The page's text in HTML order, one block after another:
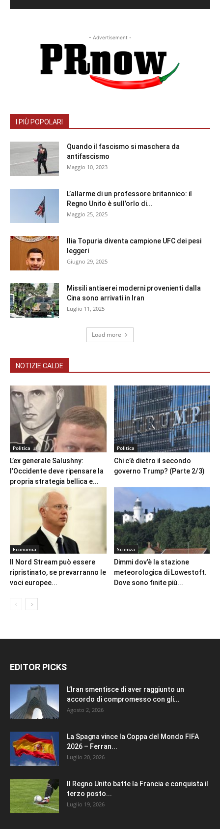
- Advertisement -
I PIÙ POPOLARI
Quando il fascismo si maschera da
antifascismo
Maggio 10, 2023
L’allarme di un professore britannico: il
Regno Unito è sull’orlo di...
Maggio 25, 2025
Ilia Topuria diventa campione UFC dei pesi
leggeri
Giugno 29, 2025
Missili antiaerei moderni provenienti dalla
Cina sono arrivati in Iran
Luglio 11, 2025
Load more
NOTIZIE CALDE
Politica
L’ex generale Salushny:
l’Occidente deve ripensare la
propria strategia bellica e...
Politica
Chi c’è dietro il secondo
governo Trump? (Parte 2/3)
Economia
Il Nord Stream può essere
ripristinato, se prevarranno le
voci europee...
Scienza
Dimmi dov’è la stazione
meteorologica di Lowestoft.
Dove sono finite più...
EDITOR PICKS
L’Iran smentisce di aver raggiunto un
accordo di compromesso con gli...
Agosto 2, 2026
La Spagna vince la Coppa del Mondo FIFA
2026 – Ferran...
Luglio 20, 2026
Il Regno Unito batte la Francia e conquista il
terzo posto...
Luglio 19, 2026